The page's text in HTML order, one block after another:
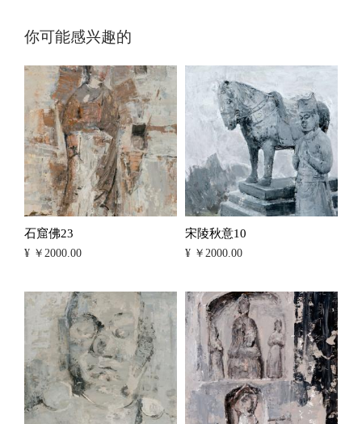
你可能感兴趣的
石窟佛23
¥ ￥2000.00
宋陵秋意10
¥ ￥2000.00